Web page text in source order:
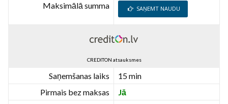
Maksimālā summa SAŅEMT NAUDU
CREDITON atsauksmes
Saņemšanas laiks
15 min
Pirmais bez maksas
Jā